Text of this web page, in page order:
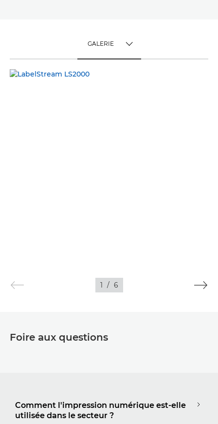
GALERIE
1 / 6
Foire aux questions
Comment l'impression numérique est-elle
utilisée dans le secteur ?